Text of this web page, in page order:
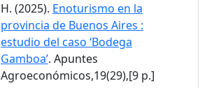
H. (2025). Enoturismo en la
provincia de Buenos Aires :
estudio del caso ‘Bodega
Gamboa’. Apuntes
Agroeconómicos,19(29),[9 p.]